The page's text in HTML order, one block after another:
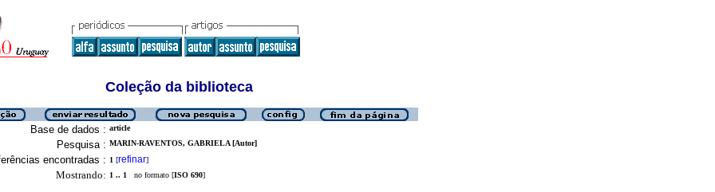
Coleção da biblioteca
Base de dados : article
Pesquisa : MARIN-RAVENTOS, GABRIELA [Autor]
encontradas : 1 [refinar]
Mostrando: 1 .. 1 no formato [ISO 690]